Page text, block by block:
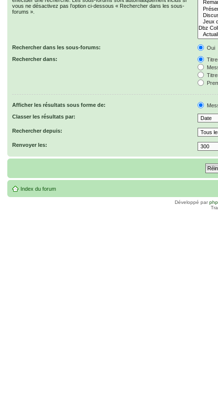
vous ne désactivez pas l’option ci-dessous « Rechercher dans les sous-
forums ».
Rechercher dans les sous-forums:
Oui
Rechercher dans:
Afficher les résultats sous forme de:
Classer les résultats par:
Rechercher depuis:
Renvoyer les:
Index du forum
Développé par